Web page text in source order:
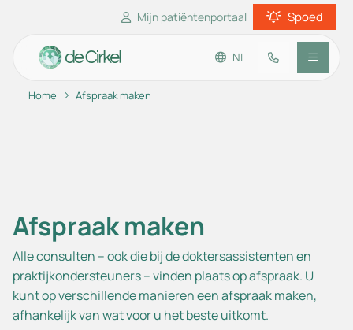
Mijn patiëntenportaal Spoed
Ga naar de hoofdinhoud
Ga naar de footer
Ga naar de toegankelijkheidsinstellingen
NL
Home Afspraak maken
Afspraak maken
Alle consulten – ook die bij de doktersassistenten en
praktijkondersteuners – vinden plaats op afspraak. U
kunt op verschillende manieren een afspraak maken,
afhankelijk van wat voor u het beste uitkomt.